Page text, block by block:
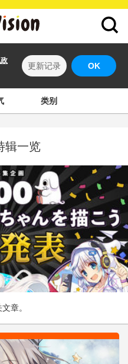
更新记录 OK
类别
辑一览
章。